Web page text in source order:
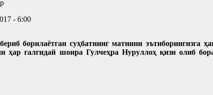
- 6:00
борилаётган суҳбатнинг матнини
галгидай шоира Гулчеҳра Нуруллоҳ қизи олиб